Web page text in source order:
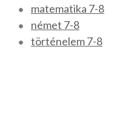
matematika 7-8
német 7-8
történelem 7-8